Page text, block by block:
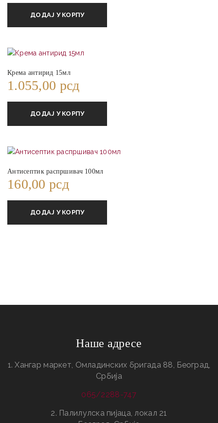
ДОДАЈ У КОРПУ
Крема антирид 15мл
1.055,00 рсд
ДОДАЈ У КОРПУ
Антисептик распршивач 100мл
160,00 рсд
ДОДАЈ У КОРПУ
Наше адресе
1. Хангар маркет, Омладинских бригада 88, Београд,
Србија
065/2288-747
2. Палилулска пијаца, локал 21